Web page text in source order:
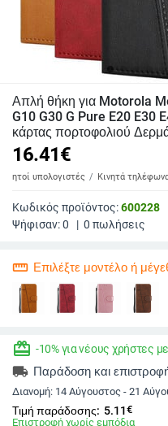
Απλή θήκη για Motorola
G10 G30 G Pure E20 E30
κάρτας πορτοφολιού
16.41€
υπολογιστές Κινητά
Κωδικός προϊόντος:600228
Ψήφισαν:0 | 0 πωλήσεις
straighten Επιλέξτε μοντέλο ή
redeem -10% για νέους χρήστες
local_shipping Παράδοση και
Διανομή: 14 Αύγουστος - 21
Τιμή παράδοσης: 5.11€
Επιστροφή χωρίς εμπόδια